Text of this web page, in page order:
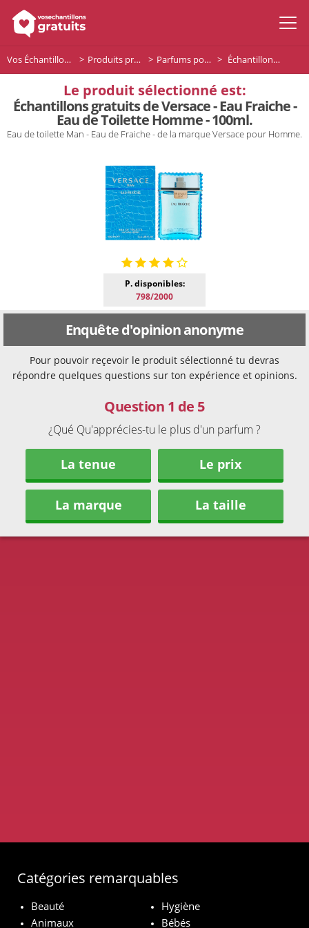
Vos Échantillons Gratuits Produits premium Parfums pour homme Échantillons gratuits de Versace - Eau Fraiche - Eau de Toilette Homme - 100ml.
Le produit sélectionné est:
Échantillons gratuits de Versace - Eau Fraiche -
Eau de Toilette Homme - 100ml.
Eau de toilette Man - Eau de Fraiche - de la marque Versace pour Homme.
P. disponibles:
798/2000
Enquête d'opinion anonyme
Pour pouvoir reçevoir le produit sélectionné tu devras
répondre quelques questions sur ton expérience et opinions.
Question 1 de 5
¿Qué Qu'apprécies-tu le plus d'un parfum ?
La tenue Le prix
La marque La taille
Catégories remarquables
Beauté
Hygiène
Animaux
Bébés